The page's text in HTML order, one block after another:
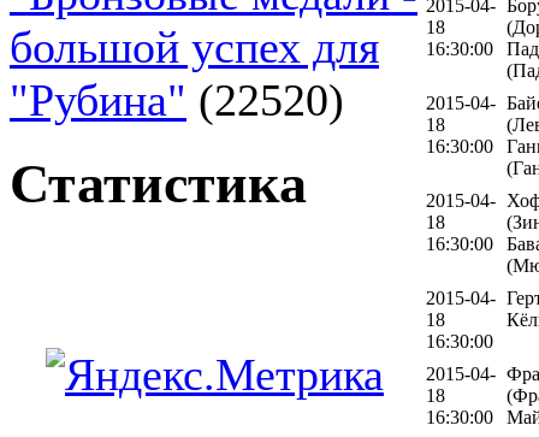
большой успех для
"Рубина" (22520)
Статистика
2015-04-
18
16:30:00
2015-04-
18
16:30:00
2015-04-
18
16:30:00
2015-04-
18
16:30:00
2015-04-
18
16:30:00